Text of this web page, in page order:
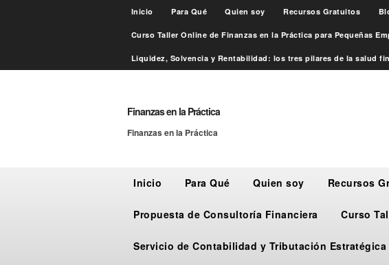
Inicio Para Qué Quien soy Recursos Gratuitos
Curso Taller Online de Finanzas en la Práctica para Pequeñas
Liquidez, Solvencia y Rentabilidad: los tres pilares de la salud
Finanzas en la Práctica
Finanzas en la Práctica
Inicio Para Qué Quien soy Recursos
Propuesta de Consultoría Financiera Curso
Servicio de Contabilidad y Tributación Estratégica